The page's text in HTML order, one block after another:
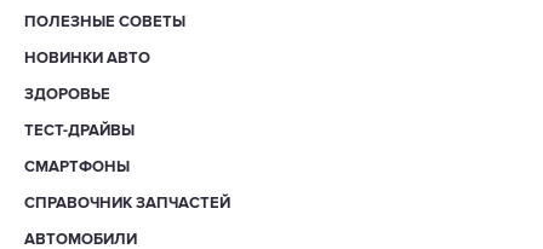
ПОЛЕЗНЫЕ СОВЕТЫ
НОВИНКИ АВТО
ЗДОРОВЬЕ
ТЕСТ-ДРАЙВЫ
СМАРТФОНЫ
СПРАВОЧНИК ЗАПЧАСТЕЙ
АВТОМОБИЛИ